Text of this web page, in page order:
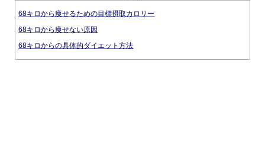
68キロから痩せるための目標摂取カロリー
68キロから痩せない原因
68キロからの具体的ダイエット方法